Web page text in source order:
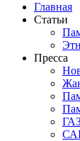
Главная
Статьи
Пресса